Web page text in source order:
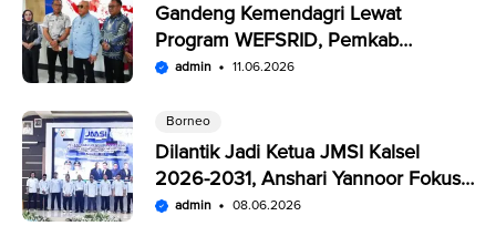
Gandeng Kemendagri Lewat
Program WEFSRID, Pemkab
Kotabaru Targetkan Petani Panen 3
admin 11.06.2026
Borneo
Dilantik Jadi Ketua JMSI Kalsel
2026-2031, Anshari Yannoor Fokus
Verifikasi Perusahaan Pers
admin 08.06.2026